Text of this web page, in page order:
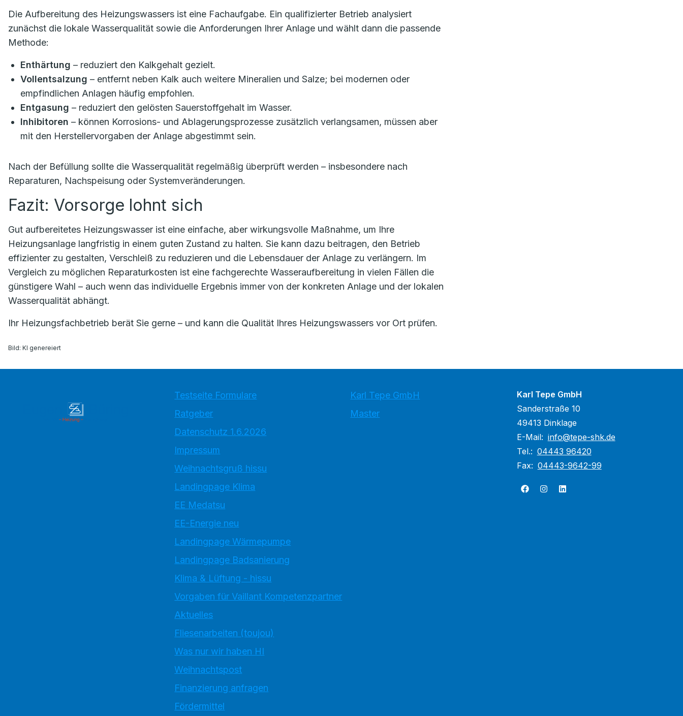
Die Aufbereitung des Heizungswassers ist eine Fachaufgabe. Ein qualifizierter Betrieb analysiert
zunächst die lokale Wasserqualität sowie die Anforderungen Ihrer Anlage und wählt dann die passende
Methode:
Enthärtung – reduziert den Kalkgehalt gezielt.
Vollentsalzung – entfernt neben Kalk auch weitere Mineralien und Salze; bei modernen oder
empfindlichen Anlagen häufig empfohlen.
Entgasung – reduziert den gelösten Sauerstoffgehalt im Wasser.
Inhibitoren – können Korrosions- und Ablagerungsprozesse zusätzlich verlangsamen, müssen aber
mit den Herstellervorgaben der Anlage abgestimmt sein.
Nach der Befüllung sollte die Wasserqualität regelmäßig überprüft werden – insbesondere nach
Reparaturen, Nachspeisung oder Systemveränderungen.
Fazit: Vorsorge lohnt sich
Gut aufbereitetes Heizungswasser ist eine einfache, aber wirkungsvolle Maßnahme, um Ihre
Heizungsanlage langfristig in einem guten Zustand zu halten. Sie kann dazu beitragen, den Betrieb
effizienter zu gestalten, Verschleiß zu reduzieren und die Lebensdauer der Anlage zu verlängern. Im
Vergleich zu möglichen Reparaturkosten ist eine fachgerechte Wasseraufbereitung in vielen Fällen die
günstigere Wahl – auch wenn das individuelle Ergebnis immer von der konkreten Anlage und der lokalen
Wasserqualität abhängt.
Ihr Heizungsfachbetrieb berät Sie gerne – und kann die Qualität Ihres Heizungswassers vor Ort prüfen.
Bild: KI genereiert
Testseite Formulare
Ratgeber
Datenschutz 1.6.2026
Impressum
Weihnachtsgruß hissu
Landingpage Klima
EE Medatsu
EE-Energie neu
Landingpage Wärmepumpe
Landingpage Badsanierung
Klima & Lüftung - hissu
Vorgaben für Vaillant Kompetenzpartner
Aktuelles
Fliesenarbeiten (toujou)
Was nur wir haben HI
Weihnachtspost
Finanzierung anfragen
Fördermittel
Karl Tepe GmbH
Master
Karl Tepe GmbH
Sanderstraße 10
49413 Dinklage
E-Mail: info@tepe-shk.de
Tel.: 04443 96420
Fax: 04443-9642-99